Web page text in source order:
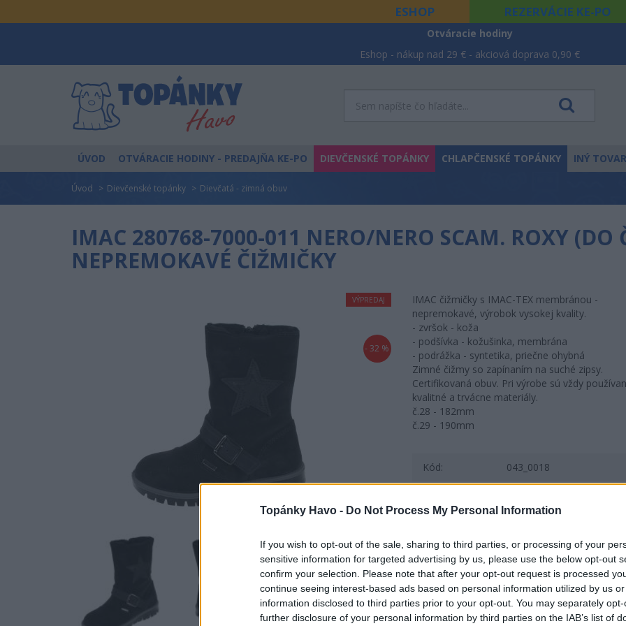
Topánky Havo - Do Not Process My Personal Information
If you wish to opt-out of the sale, sharing to third parties, or processing of your
sensitive information for targeted advertising by us, please use the below opt-out
confirm your selection. Please note that after your opt-out request is processed
continue seeing interest-based ads based on personal information utilized by us
information disclosed to third parties prior to your opt-out. You may separately
further disclosure of your personal information by third parties on the IAB’s list of
ESHOP REZERVÁCIE KE-PO
Otváracie hodiny
Eshop - nákup nad 29 € - akciová doprava 0,90 €
ÚVOD OTVÁRACIE HODINY - PREDAJŇA KE-PO DIEVČENSKÉ TOPÁNKY CHLAPČENSKÉ TOPÁNKY INÝ TOVAR
Úvod Dievčenské topánky Dievčatá - zimná obuv
IMAC 280768-7000-011 NERO/NERO SCAM. ROXY (DO
NEPREMOKAVÉ ČIŽMIČKY
- 32 %
VÝPREDAJ
IMAC čižmičky s IMAC-TEX membránou -
nepremokavé, výrobok vysokej kvality.
- zvršok - koža
- podšívka - kožušinka, membrána
- podrážka - syntetika, priečne ohybná
Zimné čižmy so zapínaním na suché zipsy.
Certifikovaná obuv. Pri výrobe sú vždy
kvalitné a trvácne materiály.
č.28 - 182mm
č.29 - 190mm
Kód: 043_0018
Poslať známemu
Tlačiť
Nenašli ste veľkosť alebo produkt, ktorý hľadáte?